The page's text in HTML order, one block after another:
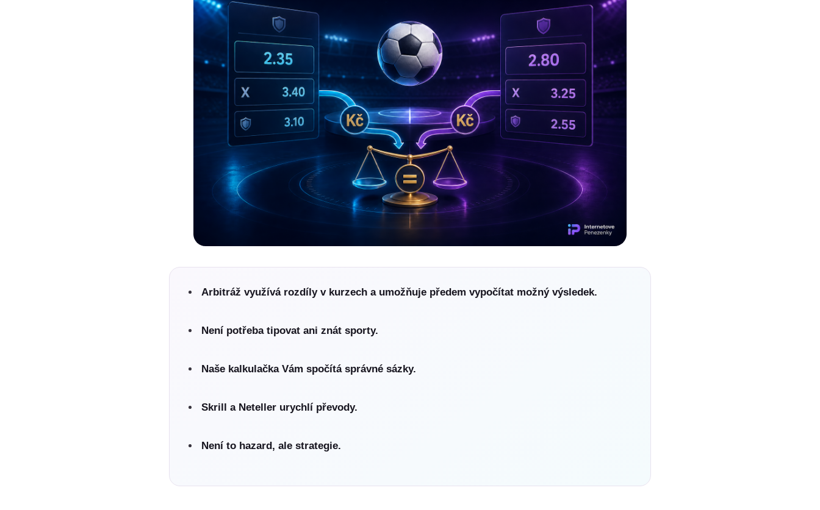
Arbitráž využívá rozdíly v kurzech a umožňuje předem vypočítat možný výsledek.
Není potřeba tipovat ani znát sporty.
Naše kalkulačka Vám spočítá správné sázky.
Skrill a Neteller urychlí převody.
Není to hazard, ale strategie.